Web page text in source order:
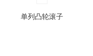
单列凸轮滚子